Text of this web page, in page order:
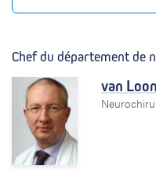
Chef du département de
van